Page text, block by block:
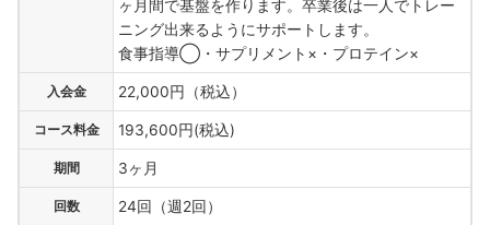
ヶ月間で基盤を作ります。卒業後は一人でトレー
ニング出来るようにサポートします。
食事指導◯・サプリメント×・プロテイン×
入会金 22,000円（税込）
コース料金 193,600円(税込)
期間 3ヶ月
回数 24回（週2回）